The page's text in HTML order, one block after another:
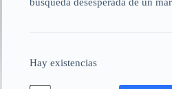
Hay existencias